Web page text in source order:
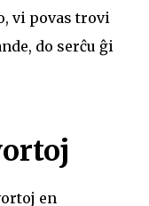
vi povas trovi
do serĉu ĝi
en